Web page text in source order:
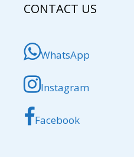
CONTACT US
WhatsApp
Instagram
Facebook